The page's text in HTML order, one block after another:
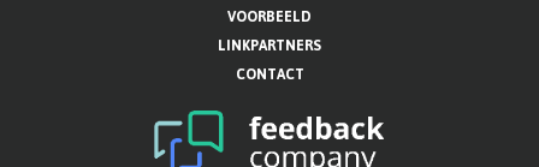
VOORBEELD
LINKPARTNERS
CONTACT